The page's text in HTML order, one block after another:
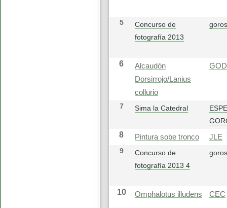
5
Concurso de
fotografía 2013
6
Alcaudón
Dorsirrojo/Lanius
collurio
GOD
7 Sima la Catedral
8 Pintura sobe tronco
JLE
9
Concurso de
fotografía 2013 4
10 Omphalotus illudens CEC